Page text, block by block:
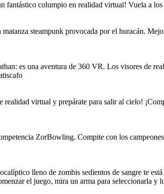
columpio en realidad virtual! Vuela a
steampunk provocada por el huracán.
es una aventura de 360 ​​VR. Los visores de
virtual y prepárate para salir al cielo!
ZorBowling. Compite con los
lleno de zombis sedientos de sangre te
el juego, mira un arma para seleccionarla y